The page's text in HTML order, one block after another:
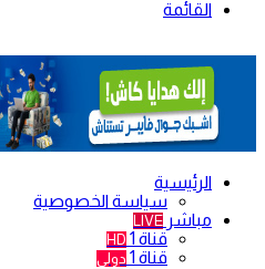
القائمة
الرئيسية
سياسة الخصوصية
مباشر LIVE
قناة 1 HD
قناة 1 دولي